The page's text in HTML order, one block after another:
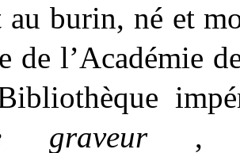
au burin, né et
de l’Académie
graveur ,